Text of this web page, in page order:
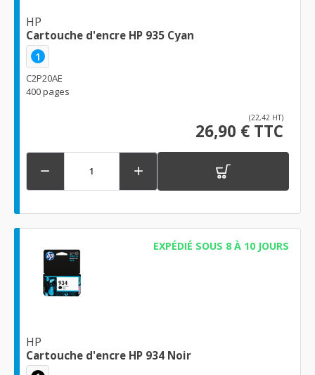
HP
Cartouche d'encre HP 935 Cyan
1
C2P20AE
400 pages
(22,42 HT)
26,90 € TTC
 
EXPÉDIÉ SOUS 8 À 10 JOURS
HP
Cartouche d'encre HP 934 Noir